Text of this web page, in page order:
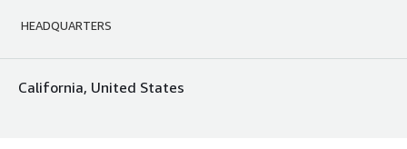
HEADQUARTERS
California, United States